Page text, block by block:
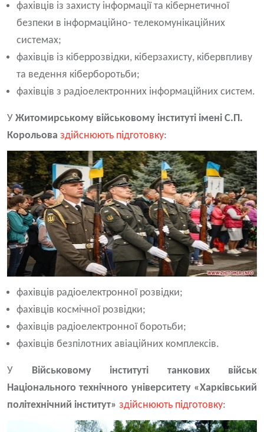
фахівців із захисту інформації та кібернетичної
безпеки в інформаційно- телекомунікаційних
системах;
фахівців із кіберрозвідки, кіберзахисту, кібервпливу
та ведення кіберборотьби;
фахівців з радіоелектронних інформаційних систем.
У Житомирському військовому інституті імені С.П.
Корольова здійснюють підготовку:
фахівців радіоелектронної розвідки;
фахівців космічної розвідки;
фахівців радіоелектронної боротьби;
фахівців безпілотних авіаційних комплексів.
У Військовому інституті танкових військ
Національного технічного університету «Харківський
політехнічний інститут» здійснюють підготовку: